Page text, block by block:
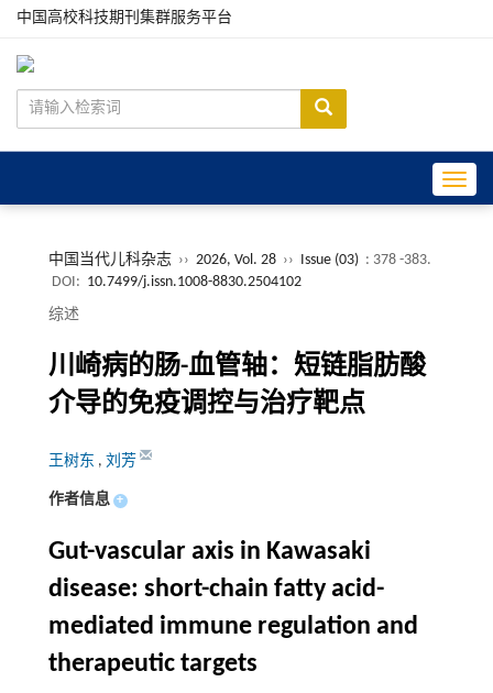
中国高校科技期刊集群服务平台
中国当代儿科杂志 ›› 2026, Vol. 28 ›› Issue (03) : 378 -383.
DOI: 10.7499/j.issn.1008-8830.2504102
综述
川崎病的肠-血管轴：短链脂肪酸
介导的免疫调控与治疗靶点
王树东 , 刘芳
作者信息 +
Gut-vascular axis in Kawasaki
disease: short-chain fatty acid-
mediated immune regulation and
therapeutic targets